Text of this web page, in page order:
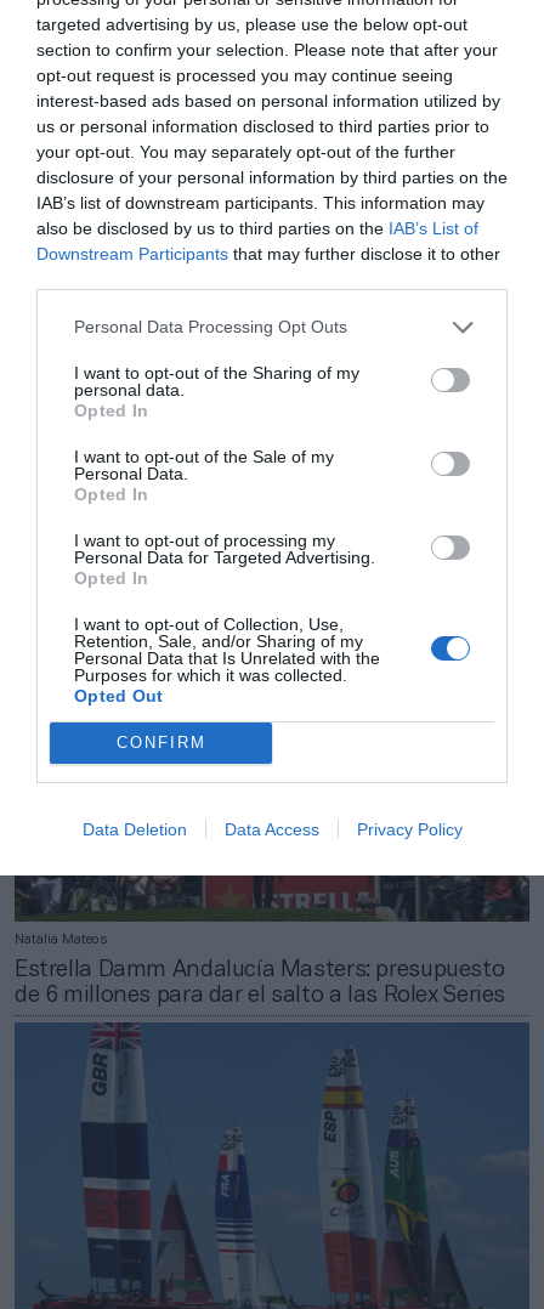
targeted advertising by us, please use the below opt-out
section to confirm your selection. Please note that after your
opt-out request is processed you may continue seeing
interest-based ads based on personal information utilized by
us or personal information disclosed to third parties prior to
your opt-out. You may separately opt-out of the further
disclosure of your personal information by third parties on the
IAB’s list of downstream participants. This information may
also be disclosed by us to third parties on the IAB’s List of
Downstream Participants that may further disclose it to other
Personal Data Processing Opt Outs
I want to opt-out of the Sharing of my
personal data.
Opted In
I want to opt-out of the Sale of my
Personal Data.
Opted In
I want to opt-out of processing my
Personal Data for Targeted Advertising.
Opted In
I want to opt-out of Collection, Use,
Retention, Sale, and/or Sharing of my
Personal Data that Is Unrelated with the
Purposes for which it was collected.
Opted Out
CONFIRM
Data Deletion Data Access Privacy Policy
2Playbook
La ronda: Rolex-Masters 1000 de Shanghái,
Williams, NHL en Toronto, Verstappen-EA, LA
Angels
La ronda: Leo Messi-Sorare, Genius Sports, Rolex-
GP de Australia de F1, Ziggo-Uefa
Natalia Mateos
Estrella Damm Andalucía Masters: presupuesto
de 6 millones para dar el salto a las Rolex Series